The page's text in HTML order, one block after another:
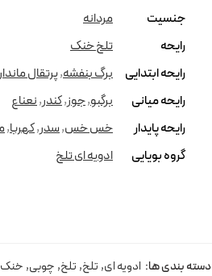
جنسیت
مردانه
رایحه
تلخ خنک
رایحه ابتدایی
برگ بنفشه,پرتقال
رایحه میانی
برگبو,جوز,کندر,نعناع
رایحه پایدار
خس خس,سدر,کهربا,
گروه بویایی
ادویه ای تلخ
دسته بندی ها: ادویه ای, تلخ, تلخ, چوبی, خنک